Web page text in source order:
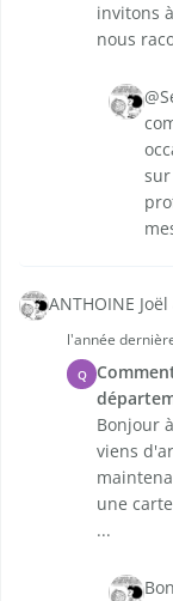
invitons
nous
ANTHOINE
l'année
Q
Bonjour
viens
une
...